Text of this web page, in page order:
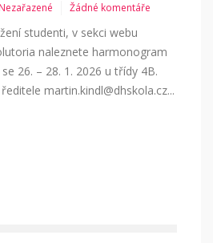
Nezařazené Žádné komentáře
studenti, v sekci webu
naleznete harmonogram
26. – 28. 1. 2026 u třídy 4B.
martin.kindl@dhskola.cz...